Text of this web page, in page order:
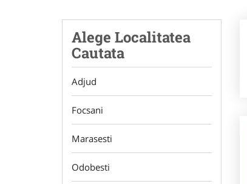
Alege Localitatea
Cautata
Adjud
Focsani
Marasesti
Odobesti